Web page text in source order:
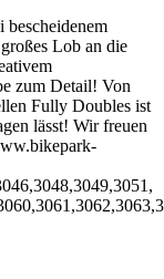
Lob an die
zum Detail! Von
Fully Doubles ist
lässt! Wir freuen